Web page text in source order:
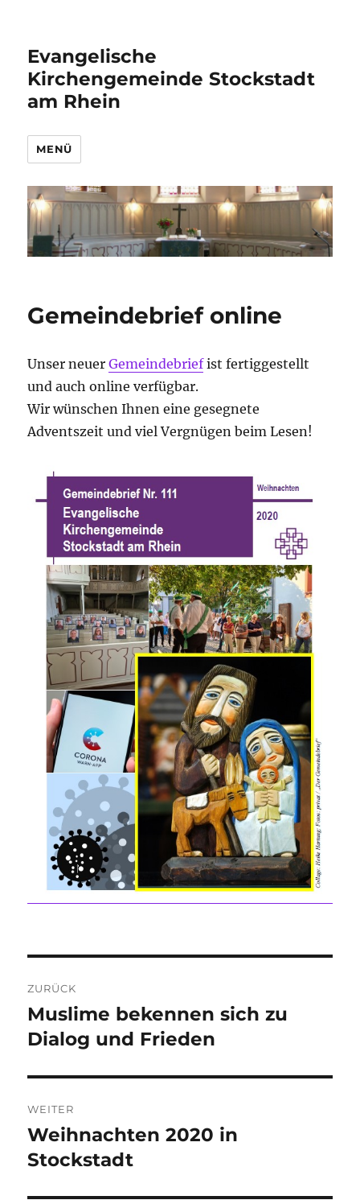
Evangelische
Kirchengemeinde Stockstadt
am Rhein
MENÜ
Gemeindebrief online
Unser neuerGemeindebriefist fertiggestellt
und auch online verfügbar.
Wir wünschen Ihnen eine gesegnete
Adventszeit und viel Vergnügen beim Lesen!
ZURÜCK
Vorheriger
Beitrag:
Muslime bekennen sich zu
Dialog und Frieden
WEITER
Nächster
Beitrag:
Weihnachten 2020 in
Stockstadt